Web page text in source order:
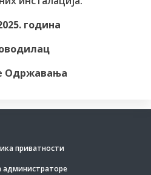
година
Одржавања
приватности
администраторе